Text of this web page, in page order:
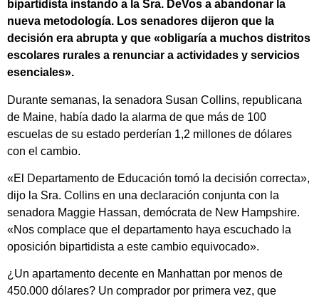
bipartidista instando a la Sra. DeVos a abandonar la
nueva metodología. Los senadores dijeron que la
decisión era abrupta y que «obligaría a muchos distritos
escolares rurales a renunciar a actividades y servicios
esenciales».
Durante semanas, la senadora Susan Collins, republicana
de Maine, había dado la alarma de que más de 100
escuelas de su estado perderían 1,2 millones de dólares
con el cambio.
«El Departamento de Educación tomó la decisión correcta»,
dijo la Sra. Collins en una declaración conjunta con la
senadora Maggie Hassan, demócrata de New Hampshire.
«Nos complace que el departamento haya escuchado la
oposición bipartidista a este cambio equivocado».
¿Un apartamento decente en Manhattan por menos de
450.000 dólares? Un comprador por primera vez, que